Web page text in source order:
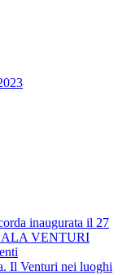
inaugurata il 27
VENTURI
Il Venturi nei luoghi